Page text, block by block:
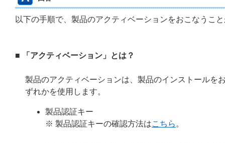
以下の手順で、製品のアクティベーションをおこなうこ
■ 「アクティベーション」とは？
製品のアクティベーションは、製品のインストールを
ずれかを使用します。
製品認証キー
※ 製品認証キーの確認方法はこちら 。